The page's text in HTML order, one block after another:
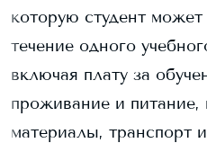
которую студент может
течение одного
включая плату за
проживание и
материалы, транспорт